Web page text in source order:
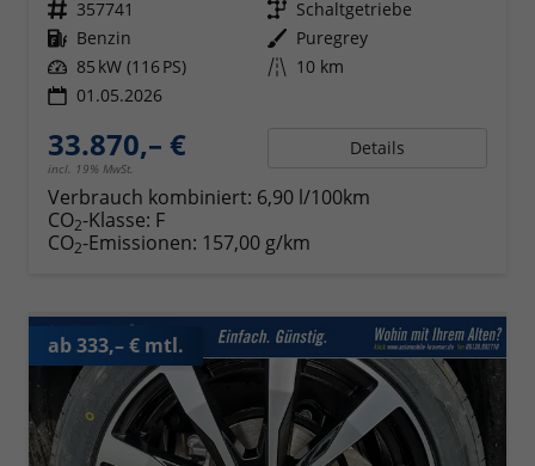
Fahrzeugnr. 357741 Getriebe Schaltgetriebe
Kraftstoff Benzin Außenfarbe Puregrey
Leistung 85 kW (116 PS) Kilometerstand 10 km
01.05.2026
33.870,– €
incl. 19% MwSt.
Details
Verbrauch kombiniert: 6,90 l/100km
CO2-Klasse: F
CO2-Emissionen: 157,00 g/km
ab 333,– € mtl.